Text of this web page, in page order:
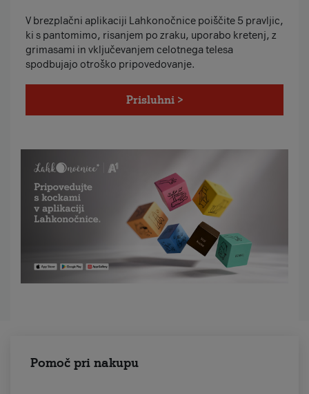
V brezplačni aplikaciji Lahkonočnice poiščite 5 pravljic,
ki s pantomimo, risanjem po zraku, uporabo kretenj, z
grimasami in vključevanjem celotnega telesa
spodbujajo otroško pripovedovanje.
Prisluhni >
Pomoč pri nakupu